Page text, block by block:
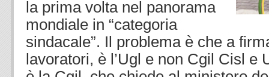
la prima volta nel panorama
mondiale in “categoria
sindacale”. Il problema è che a
lavoratori, è l’Ugl e non Cgil Cisl e